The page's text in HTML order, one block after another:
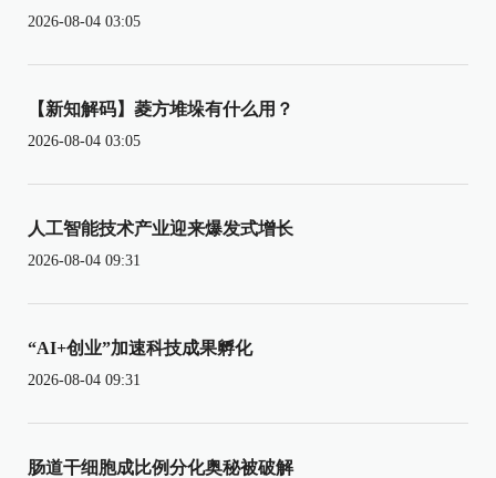
2026-08-04 03:05
【新知解码】菱方堆垛有什么用？
2026-08-04 03:05
人工智能技术产业迎来爆发式增长
2026-08-04 09:31
“AI+创业”加速科技成果孵化
2026-08-04 09:31
肠道干细胞成比例分化奥秘被破解